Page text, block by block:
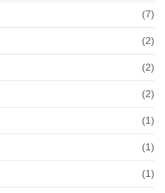
(7)
(2)
(2)
(2)
(1)
(1)
(1)